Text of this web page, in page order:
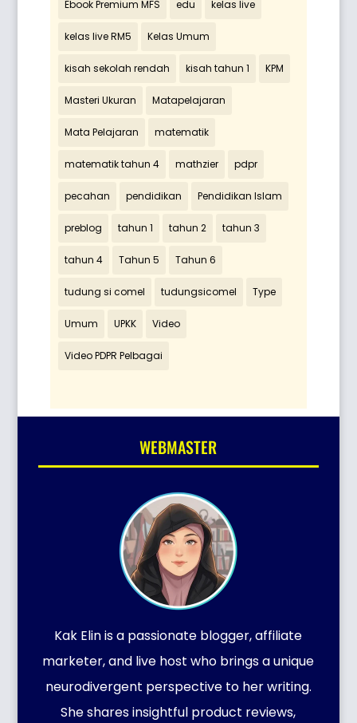
Ebook Premium MFS edu kelas live
kelas live RM5 Kelas Umum
kisah sekolah rendah kisah tahun 1 KPM
Masteri Ukuran Matapelajaran
Mata Pelajaran matematik
matematik tahun 4 mathzier pdpr
pecahan pendidikan Pendidikan Islam
preblog tahun 1 tahun 2 tahun 3
tahun 4 Tahun 5 Tahun 6
tudung si comel tudungsicomel Type
Umum UPKK Video
Video PDPR Pelbagai
WEBMASTER
Kak Elin is a passionate blogger, affiliate
marketer, and live host who brings a unique
neurodivergent perspective to her writing.
She shares insightful product reviews,